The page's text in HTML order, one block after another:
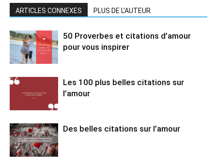
ARTICLES CONNEXES PLUS DE L'AUTEUR
50 Proverbes et citations d’amour
pour vous inspirer
Les 100 plus belles citations sur
l’amour
Des belles citations sur l’amour